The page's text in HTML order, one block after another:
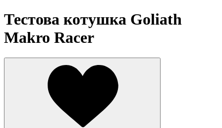
Тестова котушка Goliath
Makro Racer